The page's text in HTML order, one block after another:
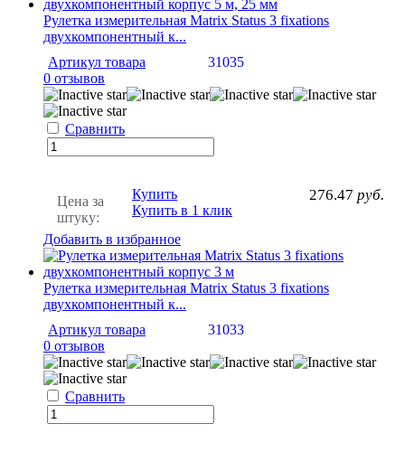
Рулетка измерительная Matrix Status 3 fixations
двухкомпонентный к...
Артикул товара
31035
0 отзывов
Сравнить
Цена за
штуку:
276.47 руб.
Купить
Купить в 1 клик
Добавить в избранное
Рулетка измерительная Matrix Status 3 fixations
двухкомпонентный к...
Артикул товара
31033
0 отзывов
Сравнить